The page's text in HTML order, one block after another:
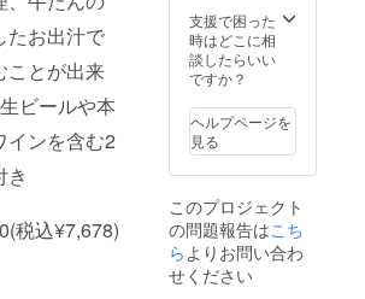
たお出汁で
ことが出来
ビールや本
インを含む2
き
税込¥7,678)
支援で困った
時はどこに相
談したらいい
ですか？
ヘルプページを
見る
このプロジェクト
の問題報告はこち
らよりお問い合わ
せください